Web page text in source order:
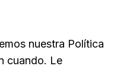
nuestra Política
cuando. Le